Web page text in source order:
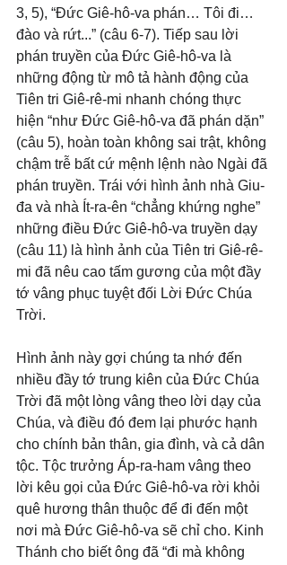
3, 5), “Đức Giê-hô-va phán… Tôi đi…
đào và rứt...” (câu 6-7). Tiếp sau lời
phán truyền của Đức Giê-hô-va là
những động từ mô tả hành động của
Tiên tri Giê-rê-mi nhanh chóng thực
hiện “như Đức Giê-hô-va đã phán dặn”
(câu 5), hoàn toàn không sai trật, không
chậm trễ bất cứ mệnh lệnh nào Ngài đã
phán truyền. Trái với hình ảnh nhà Giu-
đa và nhà Ít-ra-ên “chẳng khứng nghe”
những điều Đức Giê-hô-va truyền dạy
(câu 11) là hình ảnh của Tiên tri Giê-rê-
mi đã nêu cao tấm gương của một đầy
tớ vâng phục tuyệt đối Lời Đức Chúa
Trời.
Hình ảnh này gợi chúng ta nhớ đến
nhiều đầy tớ trung kiên của Đức Chúa
Trời đã một lòng vâng theo lời dạy của
Chúa, và điều đó đem lại phước hạnh
cho chính bản thân, gia đình, và cả dân
tộc. Tộc trưởng Áp-ra-ham vâng theo
lời kêu gọi của Đức Giê-hô-va rời khỏi
quê hương thân thuộc để đi đến một
nơi mà Đức Giê-hô-va sẽ chỉ cho. Kinh
Thánh cho biết ông đã “đi mà không